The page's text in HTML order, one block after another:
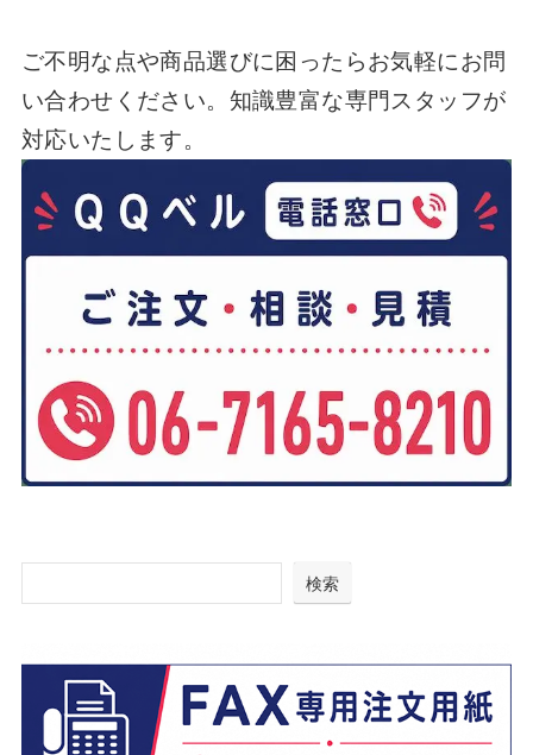
ご不明な点や商品選びに困ったらお気軽にお問
い合わせください。知識豊富な専門スタッフが
対応いたします。
検索